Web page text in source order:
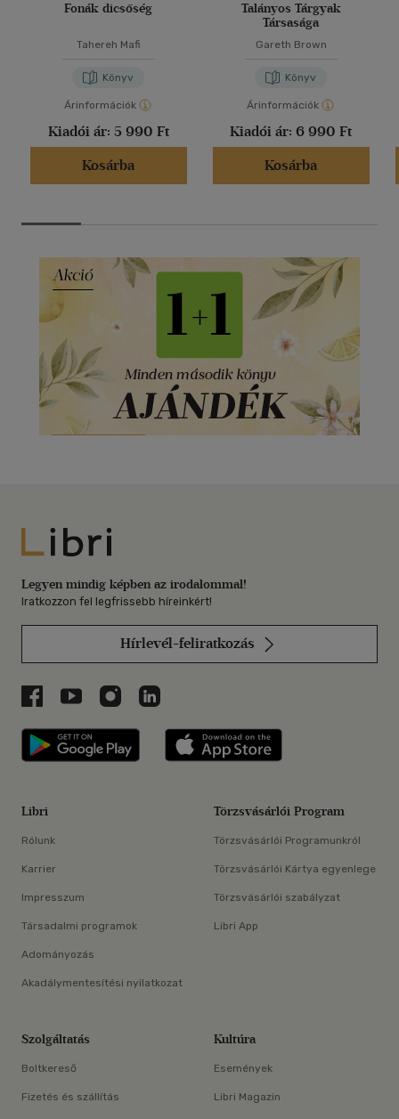
Fonák dicsőség
Tahereh Mafi
Könyv
Árinformációk
Kiadói ár: 5 990 Ft
Kosárba
Talányos Tárgyak
Társasága
Gareth Brown
Könyv
Árinformációk
Kiadói ár: 6 990 Ft
Kosárba
Libri
Legyen mindig képben az irodalommal!
Iratkozzon fel legfrissebb híreinkért!
Hírlevél-feliratkozás
Libri a Facebookon
Libri a Youtube-on
Libri az Instagramon
Libri a LinkedInen
Libri applikáció Szerezd meg: Google
Libri
Rólunk
Karrier
Impresszum
Társadalmi programok
Adományozás
Akadálymentesítési nyilatkozat
Törzsvásárlói Program
Törzsvásárlói Programunkról
Törzsvásárlói Kártya egyenlege
Törzsvásárlói szabályzat
Libri App
Szolgáltatás
Boltkereső
Fizetés és szállítás
Kultúra
Események
Libri Magazin